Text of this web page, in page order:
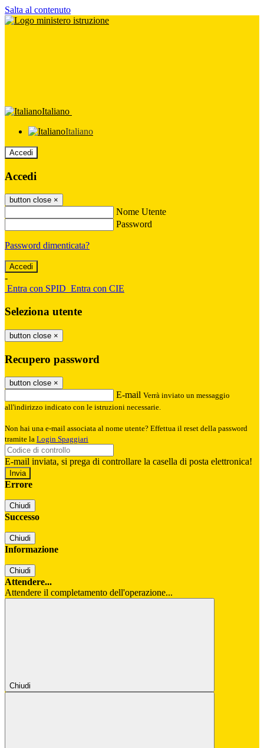
Salta al contenuto
Italiano
Italiano
Accedi
Accedi
button close ×
Nome Utente
Password
Password dimenticata?
-
Entra con SPID Entra con CIE
Seleziona utente
button close ×
Recupero password
button close ×
E-mail Verrà inviato un messaggio
all'indirizzo indicato con le istruzioni necessarie.
Non hai una e-mail associata al nome utente? Effettua il reset della password
tramite la Login Spaggiari
E-mail inviata, si prega di controllare la casella di posta elettronica!
Errore
Chiudi
Successo
Chiudi
Informazione
Chiudi
Attendere...
Attendere il completamento dell'operazione...
Chiudi